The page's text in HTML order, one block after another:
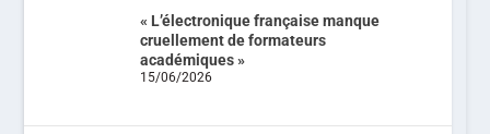
« L’électronique française manque
cruellement de formateurs
académiques »
15/06/2026